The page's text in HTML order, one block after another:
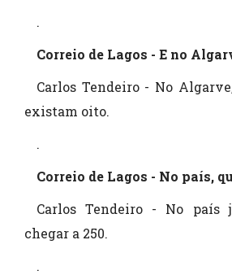
.
Correio de Lagos - E no
Carlos Tendeiro - No
existam oito.
.
Correio de Lagos - No país,
Carlos Tendeiro - No país
chegar a 250.
.